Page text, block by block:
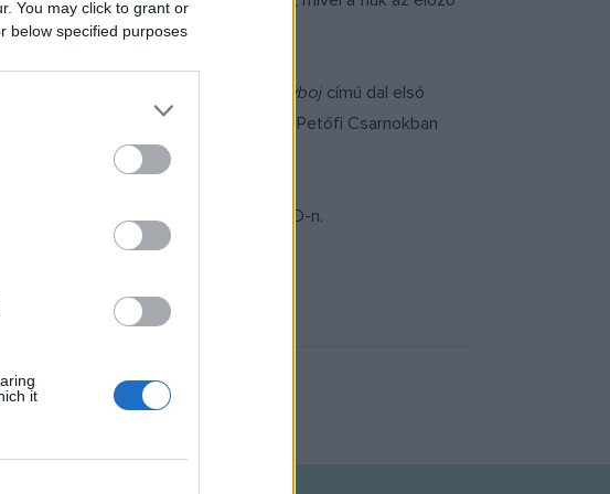
You may click to grant or
below specified purposes
it
Kovboj című dal első
december 1-én a fiúk a Petőfi Csarnokban
elkápráztatni a nagyérdeműt.
boltok polcaira a tervezett Belga DVD-n.